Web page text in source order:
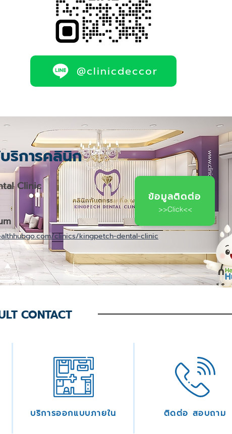
@clinicdeccor
ริการคลินิก
Clinic
ข้อมูลติดต่อ
>>Click<<
clinics/kingpetch-dental-clinic
CONTACT
บริการออกแบบภายใน ติดต่อ สอบถาม